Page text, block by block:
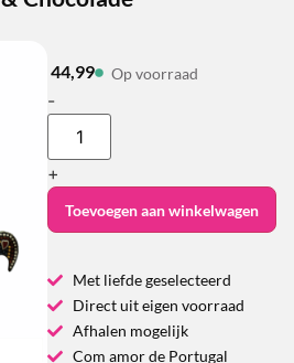
44,99 Op voorraad
-
+
Toevoegen aan winkelwagen
Met liefde geselecteerd
Direct uit eigen voorraad
Afhalen mogelijk
Com amor de Portugal